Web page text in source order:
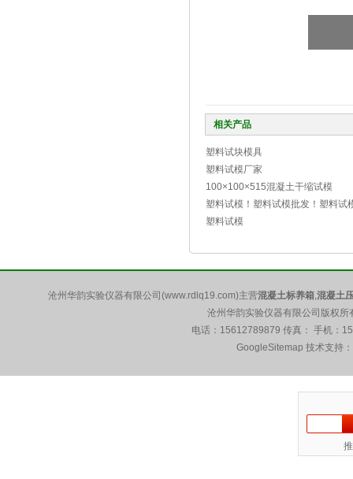
相关产品
塑料试块模具
塑料试模厂家
100×100×515混凝土干缩试模
塑料试模！塑料试模批发！塑料试
厂家
塑料试模
沧州华韵实验仪器有限公司(www.rdlq19.com)主营混凝土标养箱,混凝土
沧州华韵实验仪器有限公司版权
电话：15612789879 传真： 手机：
GoogleSitemap 技术支持